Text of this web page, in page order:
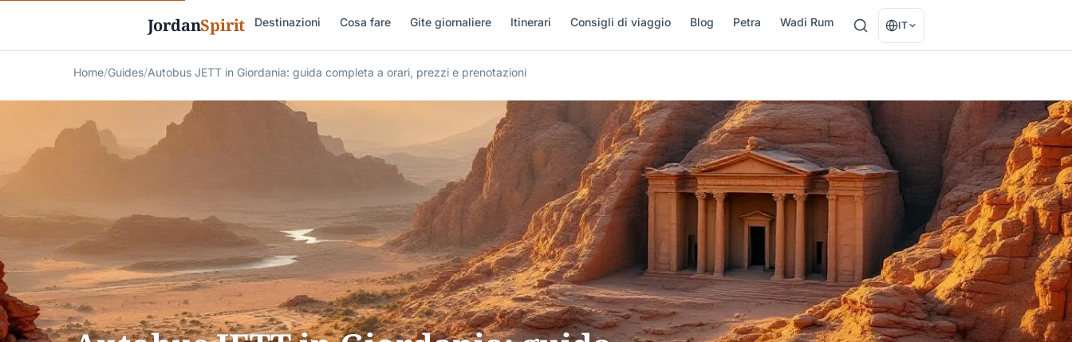
JordanSpirit Destinazioni Cosa fare Gite giornaliere Itinerari Consigli di viaggio Blog Petra Wadi Rum IT
Home/Guides/Autobus JETT in Giordania: guida completa a orari, prezzi e prenotazioni